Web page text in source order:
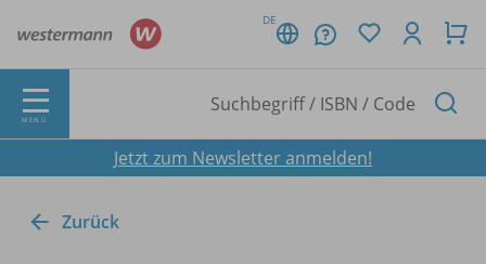
DE
MENÜ
Jetzt zum Newsletter anmelden!
Zurück